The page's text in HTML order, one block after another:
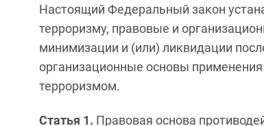
Настоящий Федеральный закон
терроризму, правовые и
минимизации и (или) ликвидации
организационные основы
терроризмом.
Статья 1. Правовая основа